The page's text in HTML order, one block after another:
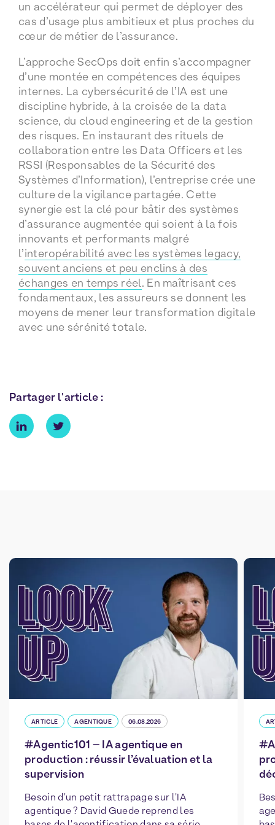
un accélérateur qui permet de déployer des
cas d’usage plus ambitieux et plus proches du
cœur de métier de l’assurance.
L’approche SecOps doit enfin s’accompagner
d’une montée en compétences des équipes
internes. La cybersécurité de l’IA est une
discipline hybride, à la croisée de la data
science, du cloud engineering et de la gestion
des risques. En instaurant des rituels de
collaboration entre les Data Officers et les
RSSI (Responsables de la Sécurité des
Systèmes d’Information), l’entreprise crée une
culture de la vigilance partagée. Cette
synergie est la clé pour bâtir des systèmes
d’assurance augmentée qui soient à la fois
innovants et performants malgré
l’interopérabilité avec les systèmes legacy,
souvent anciens et peu enclins à des
échanges en temps réel. En maîtrisant ces
fondamentaux, les assureurs se donnent les
moyens de mener leur transformation digitale
avec une sérénité totale.
Partager l'article :
ARTICLE AGENTIQUE 06.08.2026
#Agentic101 – IA agentique en
production : réussir l’évaluation et la
supervision
Besoin d'un petit rattrapage sur l'IA
agentique ? David Guede reprend les